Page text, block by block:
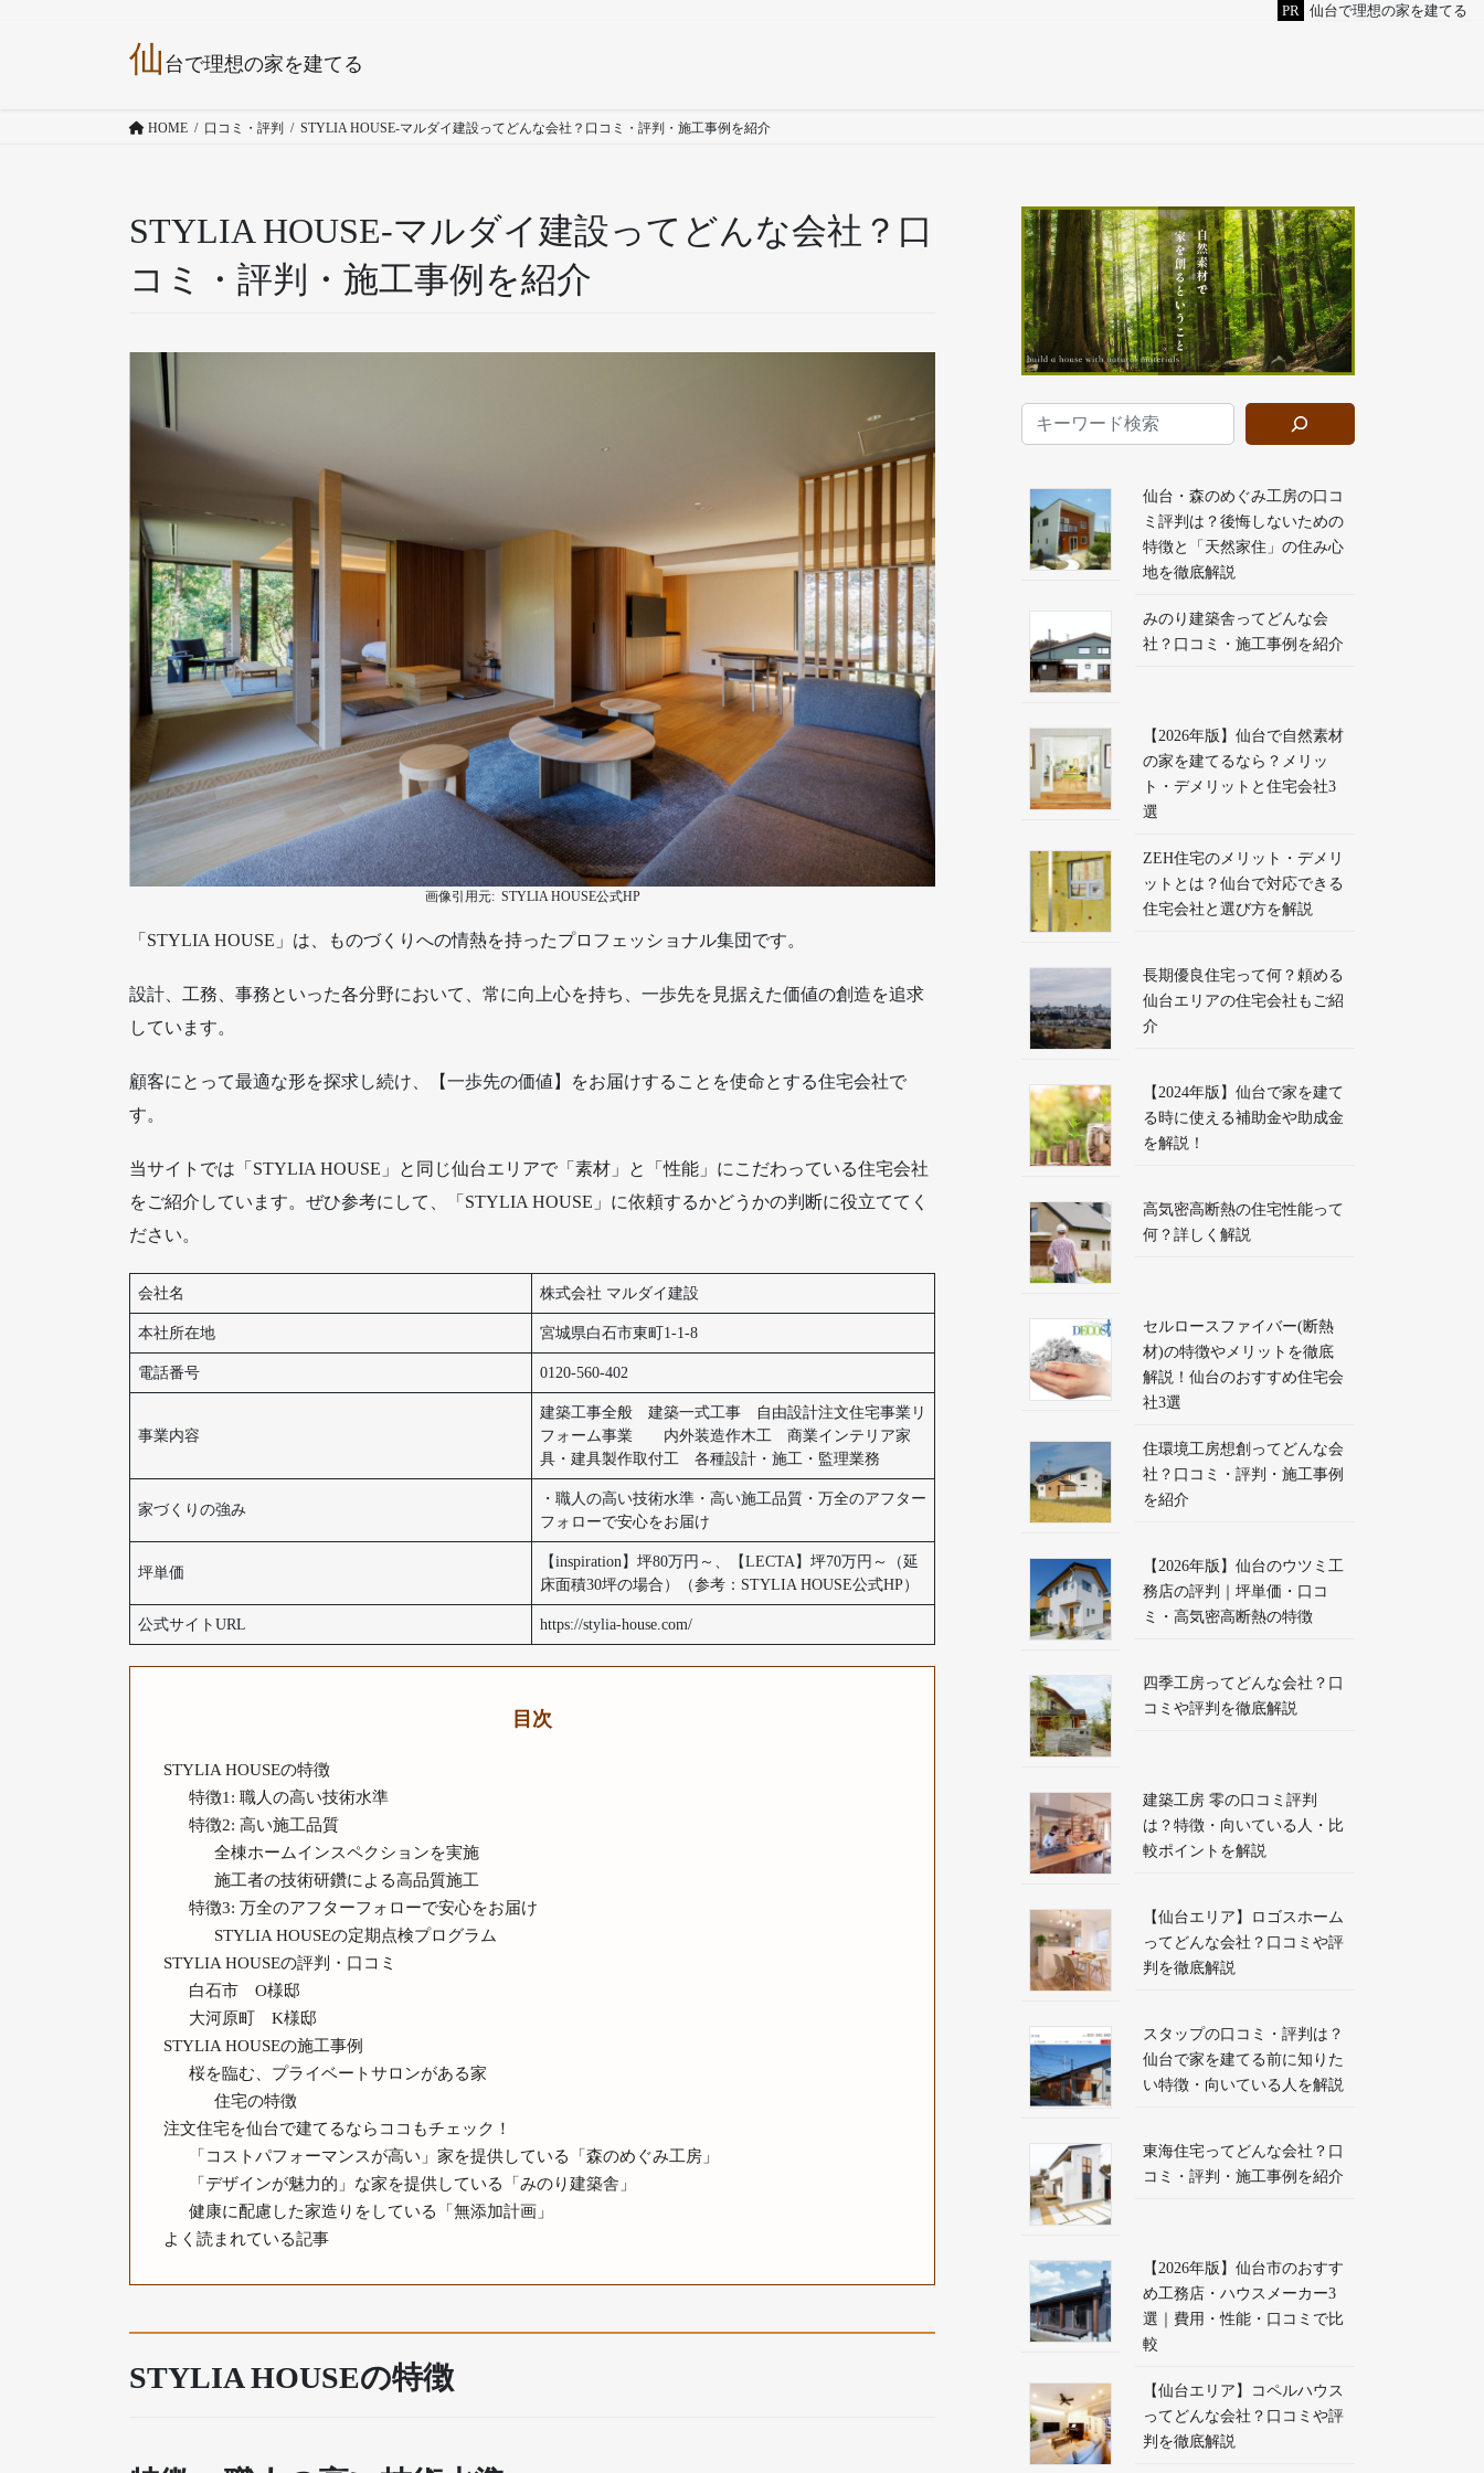
PR 仙台で理想の家を建てる
仙 台で理想の家を建てる
HOME 口コミ・評判 STYLIA HOUSE-マルダイ建設ってどんな会社？口コミ・評判・施工事例を紹介
STYLIA HOUSE-マルダイ建設ってどんな会社？口
コミ・評判・施工事例を紹介
画像引用元: STYLIA HOUSE公式HP
「STYLIA HOUSE」は、ものづくりへの情熱を持ったプロフェッショナル集団です。
設計、工務、事務といった各分野において、常に向上心を持ち、一歩先を見据えた価値の創造を追求
しています。
顧客にとって最適な形を探求し続け、【一歩先の価値】をお届けすることを使命とする住宅会社で
す。
当サイトでは「STYLIA HOUSE」と同じ仙台エリアで「素材」と「性能」にこだわっている住宅会社
をご紹介しています。ぜひ参考にして、「STYLIA HOUSE」に依頼するかどうかの判断に役立ててく
ださい。
会社名 株式会社 マルダイ建設
本社所在地 宮城県白石市東町1-1-8
電話番号 0120-560-402
事業内容
建築工事全般 建築一式工事 自由設計注文住宅事業リ
フォーム事業 内外装造作木工 商業インテリア家
具・建具製作取付工 各種設計・施工・監理業務
家づくりの強み
・職人の高い技術水準・高い施工品質・万全のアフター
フォローで安心をお届け
坪単価
【inspiration】坪80万円～、【LECTA】坪70万円～（延
床面積30坪の場合）（参考：STYLIA HOUSE公式HP）
公式サイトURL https://stylia-house.com/
目次
STYLIA HOUSEの特徴
特徴1: 職人の高い技術水準
特徴2: 高い施工品質
全棟ホームインスペクションを実施
施工者の技術研鑽による高品質施工
特徴3: 万全のアフターフォローで安心をお届け
STYLIA HOUSEの定期点検プログラム
STYLIA HOUSEの評判・口コミ
白石市 O様邸
大河原町 K様邸
STYLIA HOUSEの施工事例
桜を臨む、プライベートサロンがある家
住宅の特徴
注文住宅を仙台で建てるならココもチェック！
「コストパフォーマンスが高い」家を提供している「森のめぐみ工房」
「デザインが魅力的」な家を提供している「みのり建築舎」
健康に配慮した家造りをしている「無添加計画」
よく読まれている記事
STYLIA HOUSEの特徴
仙台・森のめぐみ工房の口コ
ミ評判は？後悔しないための
特徴と「天然家住」の住み心
地を徹底解説
みのり建築舎ってどんな会
社？口コミ・施工事例を紹介
【2026年版】仙台で自然素材
の家を建てるなら？メリッ
ト・デメリットと住宅会社3
選
ZEH住宅のメリット・デメリ
ットとは？仙台で対応できる
住宅会社と選び方を解説
長期優良住宅って何？頼める
仙台エリアの住宅会社もご紹
介
【2024年版】仙台で家を建て
る時に使える補助金や助成金
を解説！
高気密高断熱の住宅性能って
何？詳しく解説
セルロースファイバー(断熱
材)の特徴やメリットを徹底
解説！仙台のおすすめ住宅会
社3選
住環境工房想創ってどんな会
社？口コミ・評判・施工事例
を紹介
【2026年版】仙台のウツミ工
務店の評判｜坪単価・口コ
ミ・高気密高断熱の特徴
四季工房ってどんな会社？口
コミや評判を徹底解説
建築工房 零の口コミ評判
は？特徴・向いている人・比
較ポイントを解説
【仙台エリア】ロゴスホーム
ってどんな会社？口コミや評
判を徹底解説
スタップの口コミ・評判は？
仙台で家を建てる前に知りた
い特徴・向いている人を解説
東海住宅ってどんな会社？口
コミ・評判・施工事例を紹介
【2026年版】仙台市のおすす
め工務店・ハウスメーカー3
選｜費用・性能・口コミで比
較
【仙台エリア】コペルハウス
ってどんな会社？口コミや評
判を徹底解説